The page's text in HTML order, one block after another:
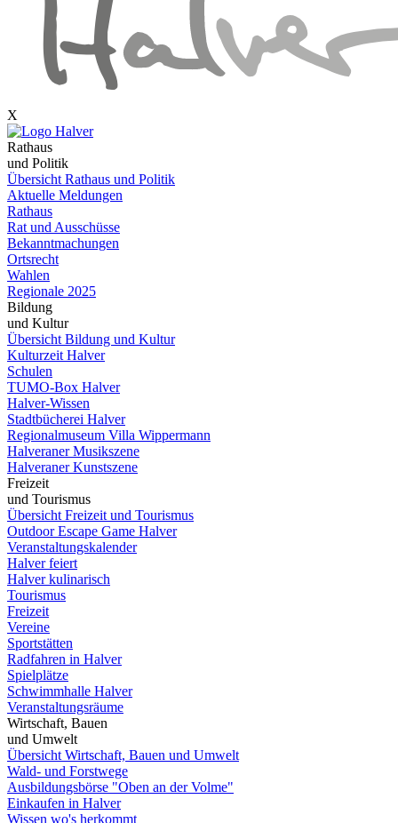
X
Rathaus
und Politik
Übersicht Rathaus und Politik
Aktuelle Meldungen
Rathaus
Rat und Ausschüsse
Bekanntmachungen
Ortsrecht
Wahlen
Regionale 2025
Bildung
und Kultur
Übersicht Bildung und Kultur
Kulturzeit Halver
Schulen
TUMO-Box Halver
Halver-Wissen
Stadtbücherei Halver
Regionalmuseum Villa Wippermann
Halveraner Musikszene
Halveraner Kunstszene
Freizeit
und Tourismus
Übersicht Freizeit und Tourismus
Outdoor Escape Game Halver
Veranstaltungskalender
Halver feiert
Halver kulinarisch
Tourismus
Freizeit
Vereine
Sportstätten
Radfahren in Halver
Spielplätze
Schwimmhalle Halver
Veranstaltungsräume
Wirtschaft, Bauen
und Umwelt
Übersicht Wirtschaft, Bauen und Umwelt
Wald- und Forstwege
Ausbildungsbörse "Oben an der Volme"
Einkaufen in Halver
Wissen wo's herkommt